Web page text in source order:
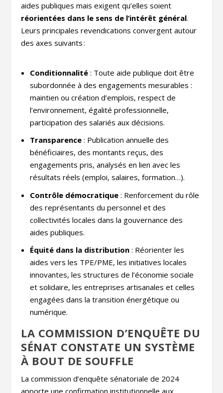
aides publiques mais exigent qu’elles soient
réorientées dans le sens de l’intérêt général.
Leurs principales revendications convergent autour
des axes suivants :
Conditionnalité: Toute aide publique doit être
subordonnée à des engagements mesurables :
maintien ou création d’emplois, respect de
l’environnement, égalité professionnelle,
participation des salariés aux décisions.
Transparence: Publication annuelle des
bénéficiaires, des montants reçus, des
engagements pris, analysés en lien avec les
résultats réels (emploi, salaires, formation…).
Contrôle démocratique: Renforcement du rôle
des représentants du personnel et des
collectivités locales dans la gouvernance des
aides publiques.
Équité dans la distribution: Réorienter les
aides vers les TPE/PME, les initiatives locales
innovantes, les structures de l’économie sociale
et solidaire, les entreprises artisanales et celles
engagées dans la transition énergétique ou
numérique.
LA COMMISSION D’ENQUÊTE DU
SÉNAT CONSTATE UN SYSTÈME
À BOUT DE SOUFFLE
La commission d’enquête sénatoriale de 2024